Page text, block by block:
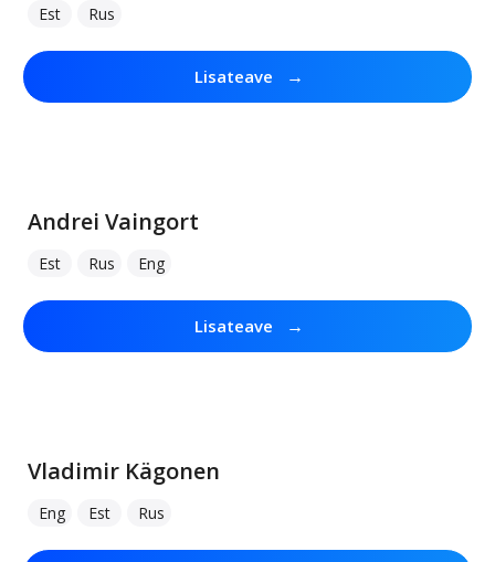
Est Rus
Lisateave →
Andrei Vaingort
Est Rus Eng
Lisateave →
Vladimir Kägonen
Eng Est Rus